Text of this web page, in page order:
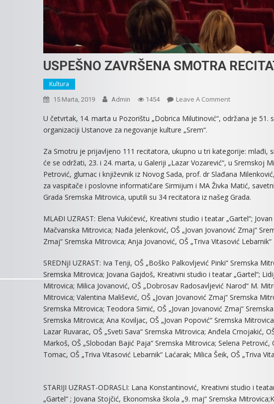
USPEŠNO ZAVRŠENA SMOTRA
Kultura
15 Marta, 2019 Admin 1454 Leave A CommentOn
ZAVRŠENA
U četvrtak, 14. marta u Pozorištu „Dobrica Milutinović“, održana je
organizaciji Ustanove za negovanje kulture „Srem“.
Za Smotru je prijavljeno 111 recitatora, ukupno u tri kategorije: mlađi,
će se održati, 23. i 24. marta, u Galeriji „Lazar Vozarević“, u Sremskoj
Petrović, glumac i književnik iz Novog Sada, prof. dr Slađana
za vaspitače i poslovne informatičare Sirmijum i MA Živka Matić,
Grada Sremska Mitrovica, uputili su 34 recitatora iz našeg Grada.
MLAĐI UZRAST: Elena Vukićević, Kreativni studio i teatar „Gartel“;
Mačvanska Mitrovica; Nađa Jelenković, OŠ „Jovan Jovanović Zmaj“
Zmaj“ Sremska Mitrovica; Anja Jovanović, OŠ „Triva Vitasović Lebarnik“
SREDNjI UZRAST: Iva Tenji, OŠ „Boško Palkovljević Pinki“ Sremska
Sremska Mitrovica; Jovana Gajdoš, Kreativni studio i teatar „Gartel“;
Mitrovica; Milica Jovanović, OŠ „Dobrosav Radosavljević Narod“ M.
Mitrovica; Valentina Mališević, OŠ „Jovan Jovanović Zmaj“ Sremska
Sremska Mitrovica; Teodora Simić, OŠ „Jovan Jovanović Zmaj“
Sremska Mitrovica; Ana Koviljac, OŠ „Jovan Popović“ Sremska
Lazar Ruvarac, OŠ „Sveti Sava“ Sremska Mitrovica; Anđela Crnojakić,
Markoš, OŠ „Slobodan Bajić Paja“ Sremska Mitrovica; Selena
Tomac, OŠ „Triva Vitasović Lebarnik“ Laćarak; Milica Šeik, OŠ „Triva
STARIJI UZRAST-ODRASLI: Lana Konstantinović, Kreativni studio i
„Gartel“ ; Jovana Stojčić, Ekonomska škola „9. maj“ Sremska